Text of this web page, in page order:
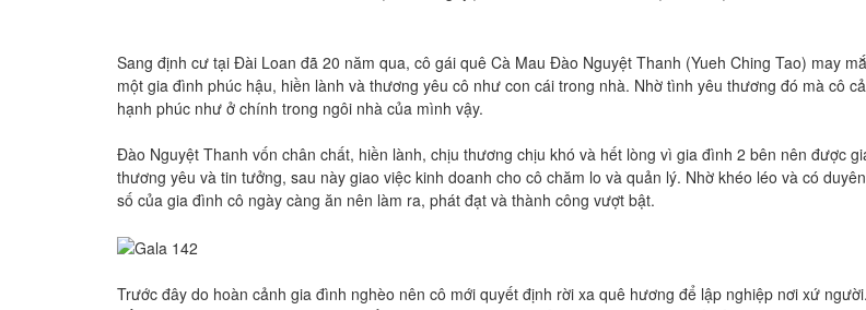
Sang định cư tại Đài Loan đã 20 năm qua, cô gái quê Cà Mau Đào Nguyệt Thanh (Yueh Ching Tao) may
một gia đình phúc hậu, hiền lành và thương yêu cô như con cái trong nhà. Nhờ tình yêu thương đó mà cô
hạnh phúc như ở chính trong ngôi nhà của mình vậy.
Đào Nguyệt Thanh vốn chân chất, hiền lành, chịu thương chịu khó và hết lòng vì gia đình 2 bên nên được
thương yêu và tin tưởng, sau này giao việc kinh doanh cho cô chăm lo và quản lý. Nhờ khéo léo và có
số của gia đình cô ngày càng ăn nên làm ra, phát đạt và thành công vượt bật.
Trước đây do hoàn cảnh gia đình nghèo nên cô mới quyết định rời xa quê hương để lập nghiệp nơi xứ